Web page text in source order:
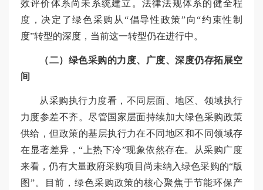
效评价体系尚未系统建立。法律法规体系的健全程
度，决定了绿色采购从“倡导性政策”向“约束性制
度”转型的深度，当前这一转型仍在进行中。
（二）绿色采购的力度、广度、深度仍存拓展空
间
从采购执行力度看，不同层面、地区、领域执行
力度参差不齐。尽管国家层面持续加大绿色采购政策
供给，但政策的基层执行力在不同地区和不同领域存
在显著差异，“上热下冷”现象依然存在。从采购广度
来看，仍有大量政府采购项目尚未纳入绿色采购的“版
图”。目前，绿色采购政策的核心聚焦于节能环保产